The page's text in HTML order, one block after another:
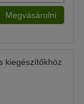
Megvásárolni
kiegészítőkhöz